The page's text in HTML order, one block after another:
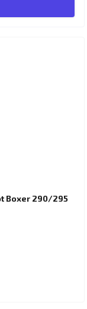
Boxer 290/295